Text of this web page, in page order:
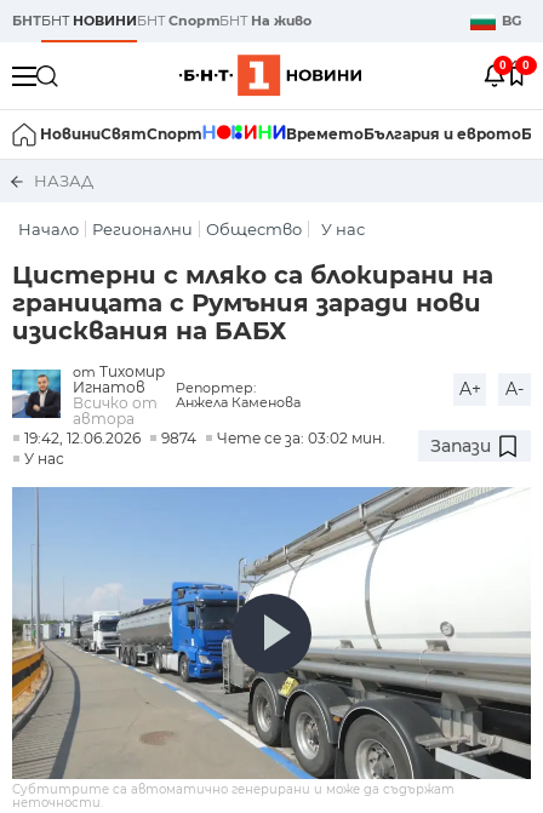
БНТБНТ НОВИНИБНТСпортБНТ На живо BG
0 0
НовиниСвятСпорт ВреметоБългария и еврото
НАЗАД
Начало Регионални Общество У нас
Цистерни с мляко са блокирани на
границата с Румъния заради нови
изисквания на БАБХ
от Тихомир
Игнатов
Всичко от
автора
Репортер:
Анжела Каменова
A+ A-
19:42, 12.06.2026 9874
Чете се за: 03:02 мин.
У нас
Запази
Субтитрите са автоматично генерирани и може да съдържат
неточности.